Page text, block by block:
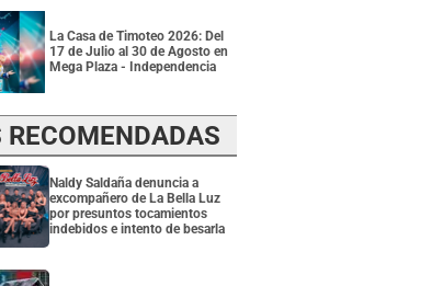
La Casa de Timoteo 2026: Del
17 de Julio al 30 de Agosto en
Mega Plaza - Independencia
RECOMENDADAS
Naldy Saldaña denuncia a
excompañero de La Bella Luz
por presuntos tocamientos
indebidos e intento de besarla